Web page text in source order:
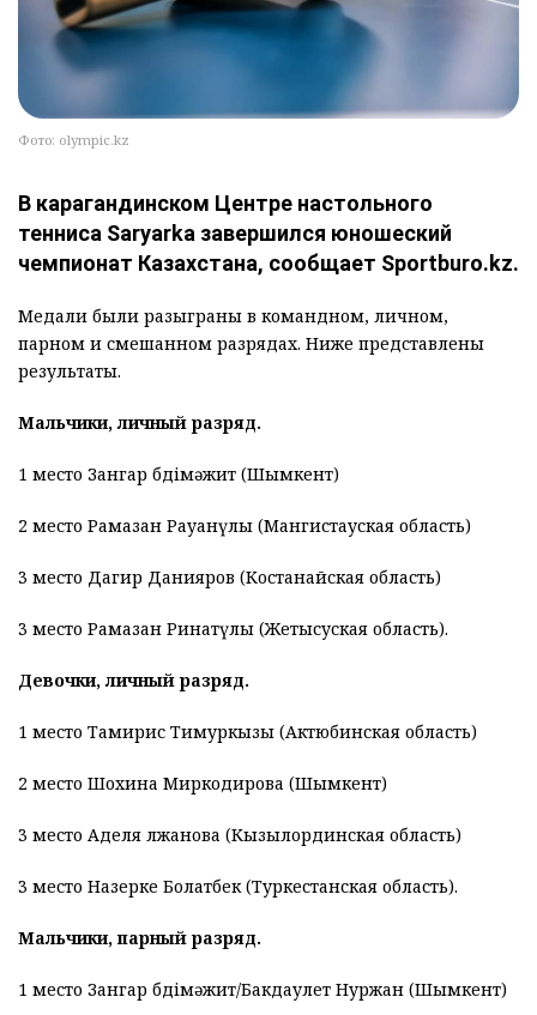
Фото: olympic.kz
В карагандинском Центре настольного
тенниса Saryarka завершился юношеский
чемпионат Казахстана, сообщает Sportburo.kz.
Медали были разыграны в командном, личном,
парном и смешанном разрядах. Ниже представлены
результаты.
Мальчики, личный разряд.
1 место Зангар Әбдімәжит (Шымкент)
2 место Рамазан Рауанүлы (Мангистауская область)
3 место Дагир Данияров (Костанайская область)
3 место Рамазан Ринатүлы (Жетысуская область).
Девочки, личный разряд.
1 место Тамирис Тимуркызы (Актюбинская область)
2 место Шохина Миркодирова (Шымкент)
3 место Аделя Әлжанова (Кызылординская область)
3 место Назерке Болатбек (Туркестанская область).
Мальчики, парный разряд.
1 место Зангар Әбдімәжит/Бакдаулет Нуржан (Шымкент)